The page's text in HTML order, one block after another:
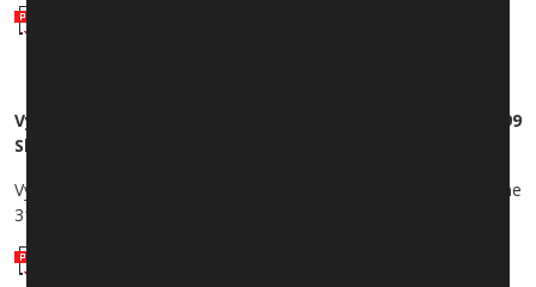
Výroční zpráva o poskytování informací dle zákona 106/99
Sb., za rok 2017
Výroční správa byla schválena na 45. zasedání zastupitelstva dne
31.1.2018 pod usnesením č.2a/45/2018